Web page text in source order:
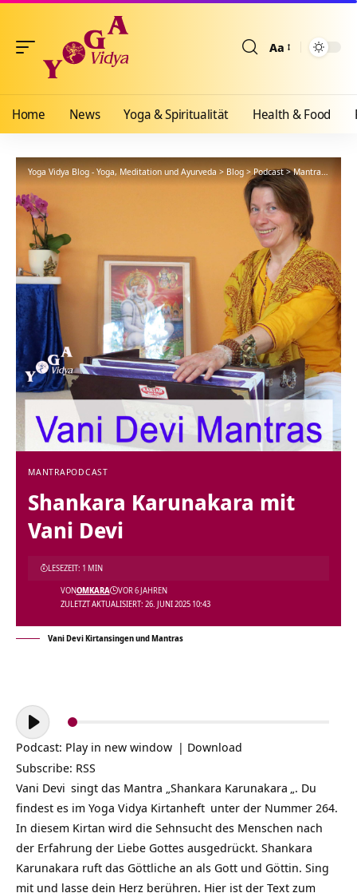
Aa
Home News Yoga & Spiritualität Health & Food
Yoga Vidya Blog - Yoga, Meditation und Ayurveda>Blog>Podcast>Mantra>
MANTRAPODCAST
Shankara Karunakara mit
Vani Devi
ZULETZT AKTUALISIERT: 26. JUNI 2025 10:43
VONOMKARA VOR 6 JAHREN
LESEZEIT: 1 MIN
Vani Devi Kirtansingen und Mantras
Audio-
Player
Podcast: Play in new window | Download
Subscribe: RSS
Vani Devi singt das Mantra „Shankara Karunakara „. Du
findest es im Yoga Vidya Kirtanheft unter der Nummer 264.
In diesem Kirtan wird die Sehnsucht des Menschen nach
der Erfahrung der Liebe Gottes ausgedrückt. Shankara
Karunakara ruft das Göttliche an als Gott und Göttin. Sing
mit und lasse dein Herz berühren. Hier ist der Text zum